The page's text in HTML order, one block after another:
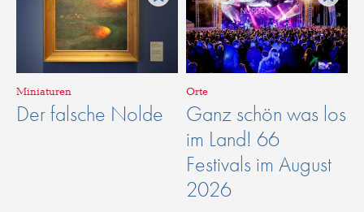
Miniaturen
Der falsche Nolde
Orte
Ganz schön was los
im Land! 66
Festivals im August
2026